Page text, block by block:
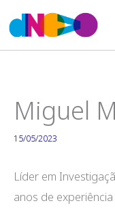
to
content
Miguel
15/05/2023
Líder em
anos de